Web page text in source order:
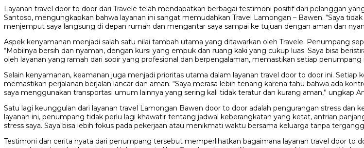
Layanan travel door to door dari Travele telah mendapatkan berbagai testimoni positif dari pelanggan
Santoso, mengungkapkan bahwa layanan ini sangat memudahkan Travel Lamongan – Bawen. “Saya
menjemput saya langsung di depan rumah dan mengantar saya sampai ke tujuan dengan aman dan
Aspek kenyamanan menjadi salah satu nilai tambah utama yang ditawarkan oleh Travele. Penumpang
“Mobilnya bersih dan nyaman, dengan kursi yang empuk dan ruang kaki yang cukup luas. Saya bisa
oleh layanan yang ramah dari sopir yang profesional dan berpengalaman, memastikan setiap penumpang
Selain kenyamanan, keamanan juga menjadi prioritas utama dalam layanan travel door to door ini.
memastikan perjalanan berjalan lancar dan aman. “Saya merasa lebih tenang karena tahu bahwa ada
saya menggunakan transportasi umum lainnya yang sering kali tidak teratur dan kurang aman,” ungkap
Satu lagi keunggulan dari layanan travel Lamongan Bawen door to door adalah pengurangan stress
layanan ini, penumpang tidak perlu lagi khawatir tentang jadwal keberangkatan yang ketat, antrian
stress saya. Saya bisa lebih fokus pada pekerjaan atau menikmati waktu bersama keluarga tanpa
Testimoni dan cerita nyata dari penumpang tersebut memperlihatkan bagaimana layanan travel door to